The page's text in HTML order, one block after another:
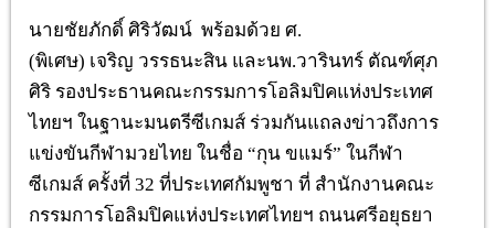
นายชัยภักดิ์ ศิริวัฒน์ พร้อมด้วย ศ.
(พิเศษ) เจริญ วรรธนะสิน และนพ.วารินทร์ ตัณฑ์ศุภ
ศิริ รองประธานคณะกรรมการโอลิมปิคแห่งประเทศ
ไทยฯ ในฐานะมนตรีซีเกมส์ ร่วมกันแถลงข่าวถึงการ
แข่งขันกีฬามวยไทย ในชื่อ “กุน ขแมร์” ในกีฬา
ซีเกมส์ ครั้งที่ 32 ที่ประเทศกัมพูชา ที่ สำนักงานคณะ
กรรมการโอลิมปิคแห่งประเทศไทยฯ ถนนศรีอยุธยา